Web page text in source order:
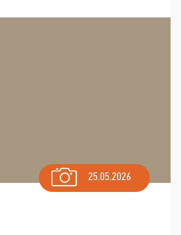
25.05.2026